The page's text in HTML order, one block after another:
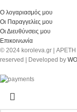
Ο λογαριασμός μου
Οι Παραγγελίες μου
Οι Διευθύνσεις μου
Επικοινωνία
© 2024 koroleva.gr |
reserved | Developed by